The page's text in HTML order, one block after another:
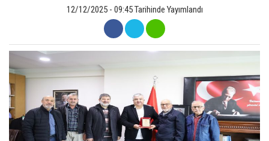
KVKK
GALERI
İLETIŞIM
12/12/2025 - 09:45 Tarihinde Yayımlandı